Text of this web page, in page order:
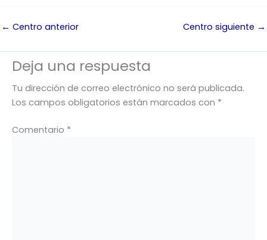
← Centro anterior Centro siguiente →
Deja una respuesta
Tu dirección de correo electrónico no será publicada.
Los campos obligatorios están marcados con *
Comentario *